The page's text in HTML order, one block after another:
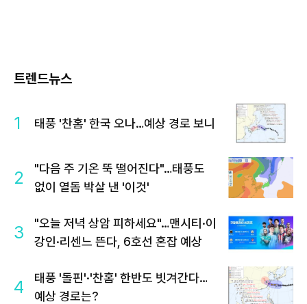
트렌드뉴스
1 태풍 '찬홈' 한국 오나…예상 경로 보니
2
"다음 주 기온 뚝 떨어진다"…태풍도
없이 열돔 박살 낸 '이것'
3
"오늘 저녁 상암 피하세요"…맨시티·이
강인·리센느 뜬다, 6호선 혼잡 예상
4
태풍 '돌핀'·'찬홈' 한반도 빗겨간다…
예상 경로는?